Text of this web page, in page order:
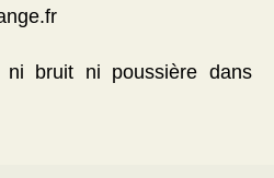
ni bruit ni poussière dans